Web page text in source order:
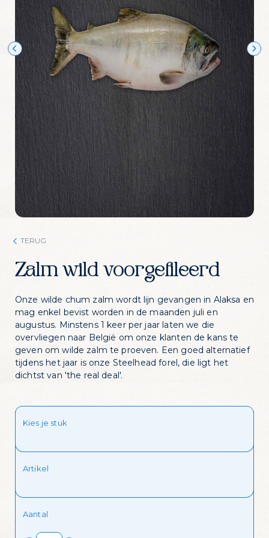
Wijn Fishwives Chardonnay
Wijn Fishwives Merlot
Wijn Fishwives Rose
Wijn Fishwives Sauvignon blanc
Wijn Les Rochers Catharaes Chardonnay
Wijn Tonno Chardonnay
Wijn Tonno Syrah
Zalmforeleitjes
Zeezout
TERUG
Zalm wild voorgefileerd
Onze wilde chum zalm wordt lijn gevangen in Alaksa en
mag enkel bevist worden in de maanden juli en
augustus. Minstens 1 keer per jaar laten we die
overvliegen naar België om onze klanten de kans te
geven om wilde zalm te proeven. Een goed alternatief
tijdens het jaar is onze Steelhead forel, die ligt het
dichtst van 'the real deal'.
Kies je stuk
Artikel
Aantal
Zin in dagelijks
visvoordeel?
dagelijks een handige lijst met de
aanbiedingen van de dag in je mailbox